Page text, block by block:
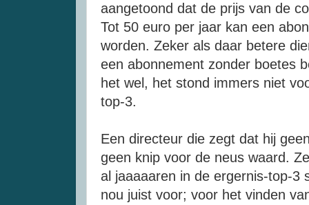
aangetoond dat de prijs van de
Tot 50 euro per jaar kan een
worden. Zeker als daar betere
een abonnement zonder boetes
het wel, het stond immers niet
top-3.
Een directeur die zegt dat hij
geen knip voor de neus waard.
al jaaaaaren in de ergernis-top-3
nou juist voor; voor het vinden